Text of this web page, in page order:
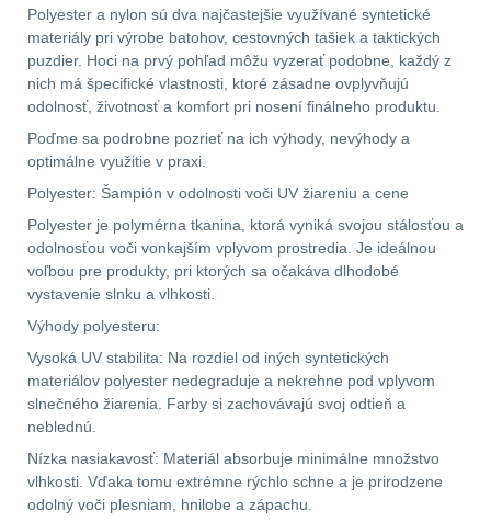
AR1512
AK4710
.2210
.243 .260 (6.5mm)7
.270 .280 (7mm)
.30 .308 (7.62mm)
11
12GA, 20GA14
.40 .4110
Polyester a nylon sú dva najčastejšie využívané syntetické
materiály pri výrobe batohov, cestovných tašiek a taktických
puzdier. Hoci na prvý pohľad môžu vyzerať podobne, každý z
nich má špecifické vlastnosti, ktoré zásadne ovplyvňujú
odolnosť, životnosť a komfort pri nosení finálneho produktu.
Poďme sa podrobne pozrieť na ich výhody, nevýhody a
optimálne využitie v praxi.
Polyester: Šampión v odolnosti voči UV žiareniu a cene
Polyester je polymérna tkanina, ktorá vyniká svojou stálosťou a
odolnosťou voči vonkajším vplyvom prostredia. Je ideálnou
voľbou pre produkty, pri ktorých sa očakáva dlhodobé
vystavenie slnku a vlhkosti.
Výhody polyesteru:
Vysoká UV stabilita: Na rozdiel od iných syntetických
materiálov polyester nedegraduje a nekrehne pod vplyvom
slnečného žiarenia. Farby si zachovávajú svoj odtieň a
neblednú.
Nízka nasiakavosť: Materiál absorbuje minimálne množstvo
vlhkosti. Vďaka tomu extrémne rýchlo schne a je prirodzene
odolný voči plesniam, hnilobe a zápachu.